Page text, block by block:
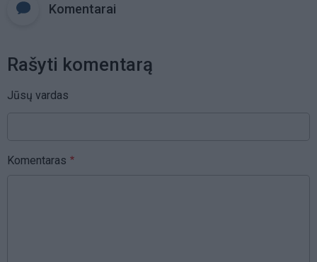
Komentarai
Rašyti komentarą
Jūsų vardas
Komentaras